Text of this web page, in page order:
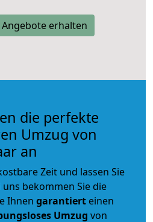
erhalten
die perfekte
Umzug von
an
Zeit und lassen Sie
bekommen Sie die
Ihnen garantiert einen
Umzug von